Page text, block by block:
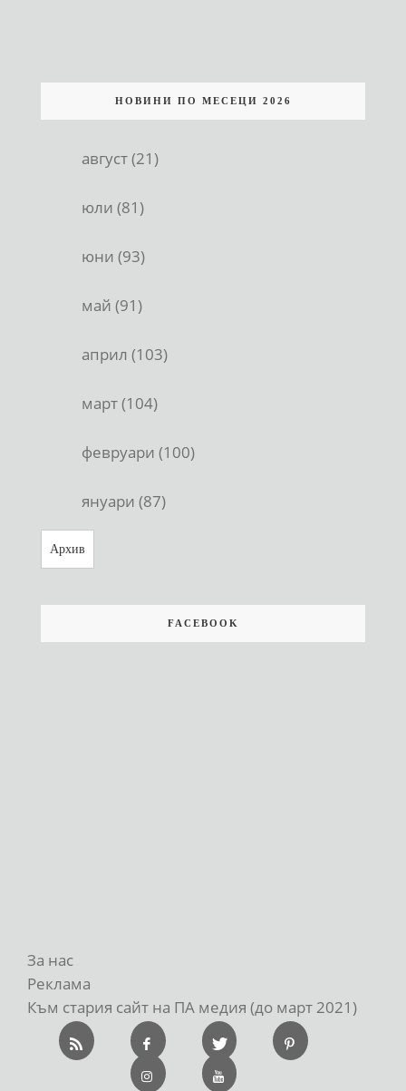
НОВИНИ ПО МЕСЕЦИ 2026
август (21)
юли (81)
юни (93)
май (91)
април (103)
март (104)
февруари (100)
януари (87)
Архив
FACEBOOK
За нас
Реклама
Към стария сайт на ПА медия (до март 2021)